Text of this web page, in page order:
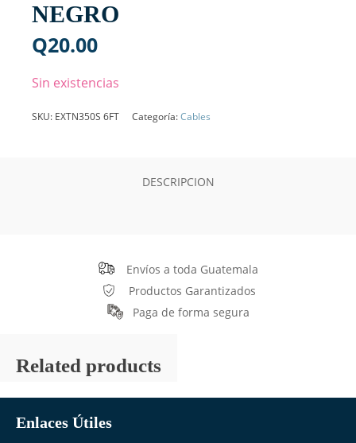
NEGRO
Q20.00
Sin existencias
SKU: EXTN350S 6FT Categoría:Cables
DESCRIPCION
Envíos a toda Guatemala
Productos Garantizados
Paga de forma segura
Related products
Enlaces Útiles